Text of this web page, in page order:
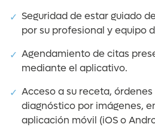
Seguridad de estar guiado
por su profesional y equipo
Agendamiento de citas
mediante el aplicativo.
Acceso a su receta,
diagnóstico por imágenes,
aplicación móvil (iOS o